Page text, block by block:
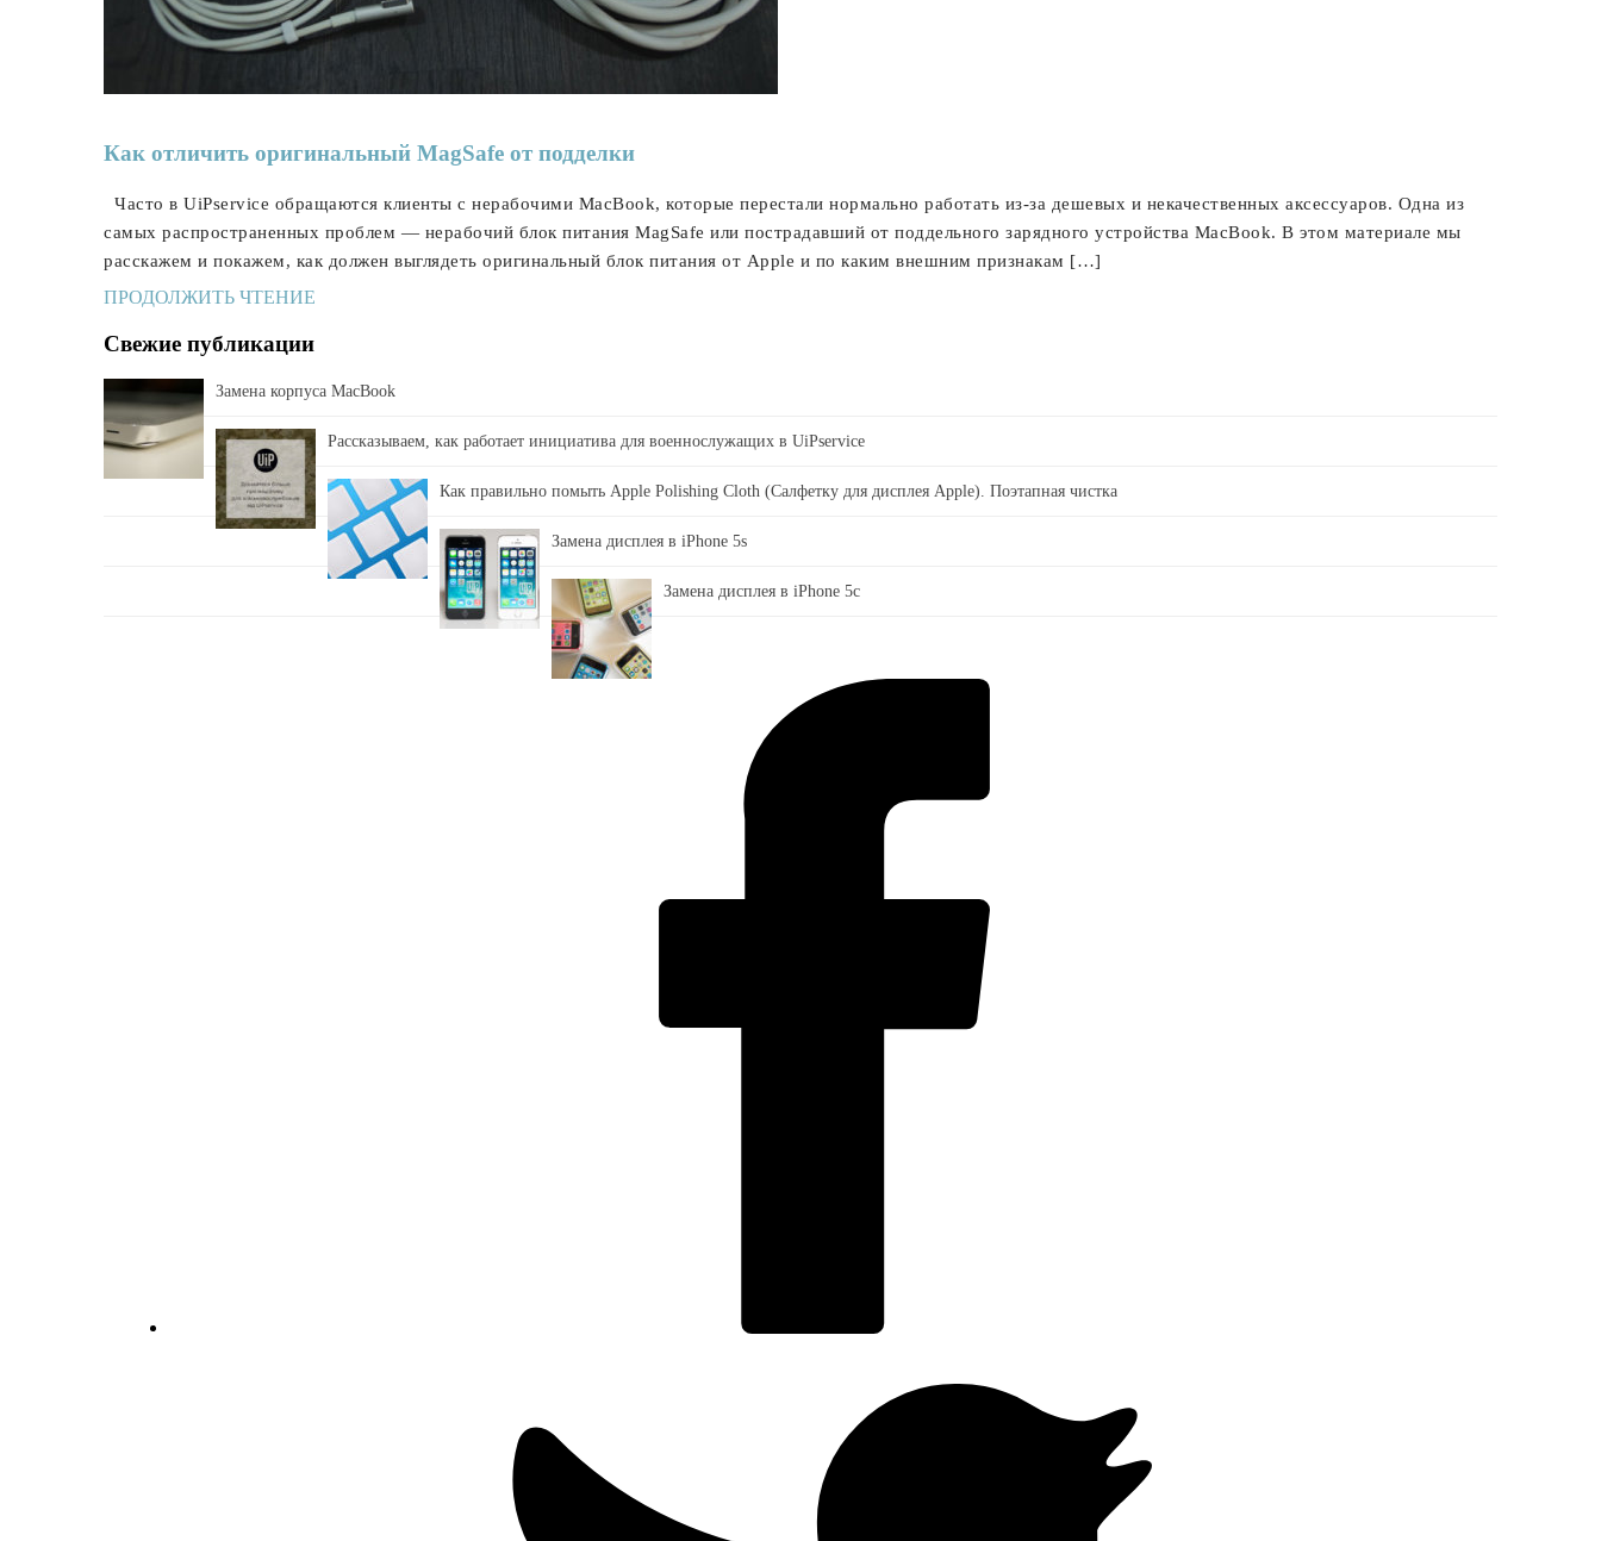
Как отличить оригинальный MagSafe от подделки
Часто в UiPservice обращаются клиенты с нерабочими MacBook, которые перестали нормально работать из-за дешевых и некачественных аксессуаров. Одна из
самых распространенных проблем — нерабочий блок питания MagSafe или пострадавший от поддельного зарядного устройства MacBook. В этом материале мы
расскажем и покажем, как должен выглядеть оригинальный блок питания от Apple и по каким внешним признакам […]
ПРОДОЛЖИТЬ ЧТЕНИЕ
Свежие публикации
Замена корпуса MacBook
Рассказываем, как работает инициатива для военнослужащих в UiPservice
Как правильно помыть Apple Polishing Cloth (Салфетку для дисплея Apple). Поэтапная чистка
Замена дисплея в iPhone 5s
Замена дисплея в iPhone 5c